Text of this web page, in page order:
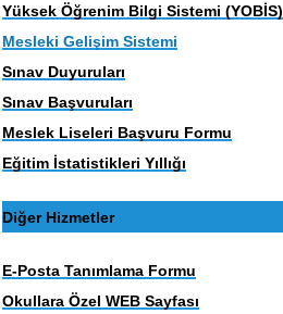
Yüksek Öğrenim Bilgi Sistemi (YOBİS)
Mesleki Gelişim Sistemi
Sınav Duyuruları
Sınav Başvuruları
Meslek Liseleri Başvuru Formu
Eğitim İstatistikleri Yıllığı
Diğer Hizmetler
E-Posta Tanımlama Formu
Okullara Özel WEB Sayfası